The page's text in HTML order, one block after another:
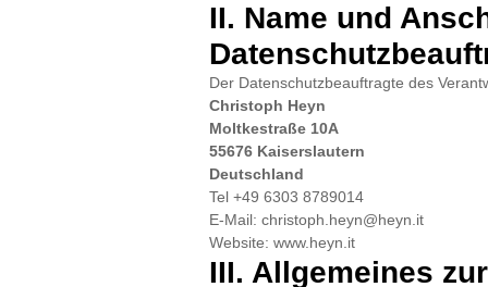
II. Name und
Der Datenschutzbeauftragte des
Christoph Heyn
Moltkestraße 10A
55676 Kaiserslautern
Deutschland
Tel +49 6303 8789014
E-Mail: christoph.heyn@heyn.it
Website: www.heyn.it
III. Allgemeines